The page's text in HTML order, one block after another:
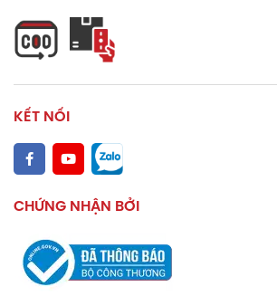
KẾT NỐI
CHỨNG NHẬN BỞI